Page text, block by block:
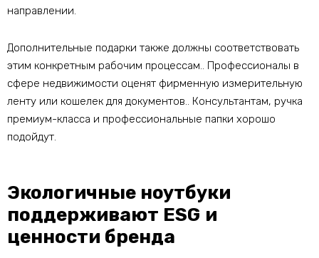
направлении.
Дополнительные подарки также должны соответствовать
этим конкретным рабочим процессам.. Профессионалы в
сфере недвижимости оценят фирменную измерительную
ленту или кошелек для документов.. Консультантам, ручка
премиум-класса и профессиональные папки хорошо
подойдут.
Экологичные ноутбуки
поддерживают ESG и
ценности бренда